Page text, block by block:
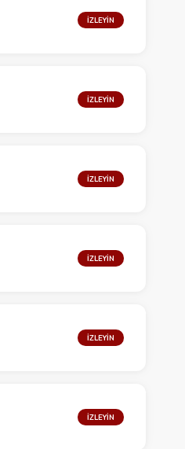
İZLEYİN
İZLEYİN
İZLEYİN
İZLEYİN
İZLEYİN
İZLEYİN